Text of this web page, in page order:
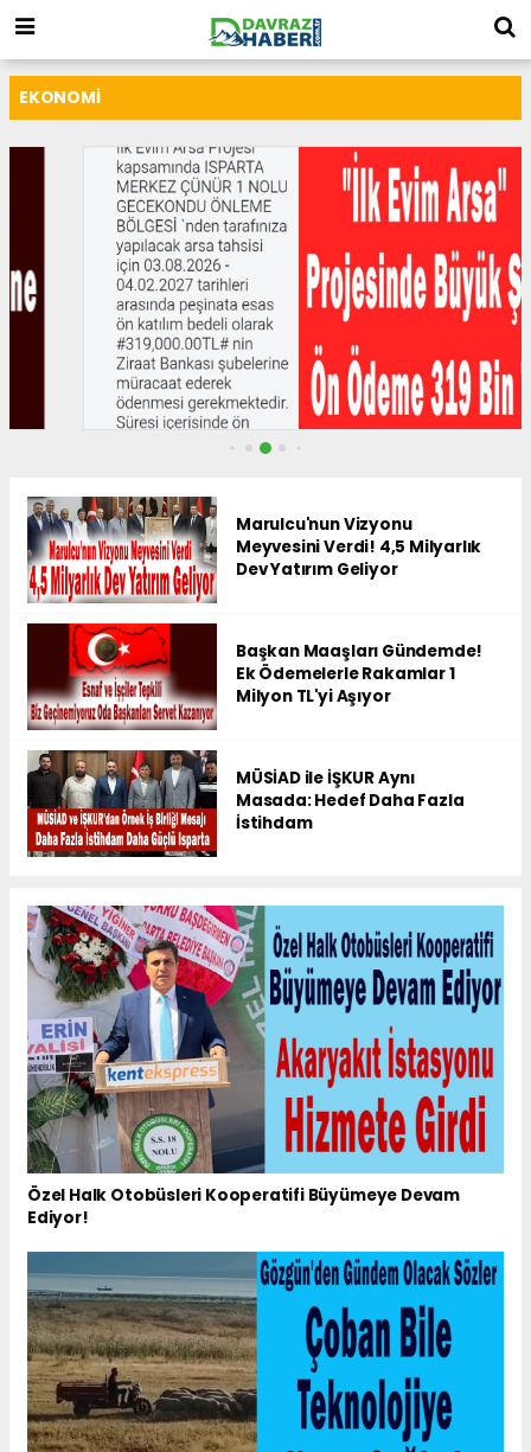
EKONOMI
Marulcu'nun Vizyonu
Meyvesini Verdi! 4,5 Milyarlık
Dev Yatırım Geliyor
Başkan Maaşları Gündemde!
Ek Ödemelerle Rakamlar 1
Milyon TL'yi Aşıyor
MÜSİAD ile İŞKUR Aynı
Masada: Hedef Daha Fazla
İstihdam
Özel Halk Otobüsleri Kooperatifi Büyümeye Devam
Ediyor!